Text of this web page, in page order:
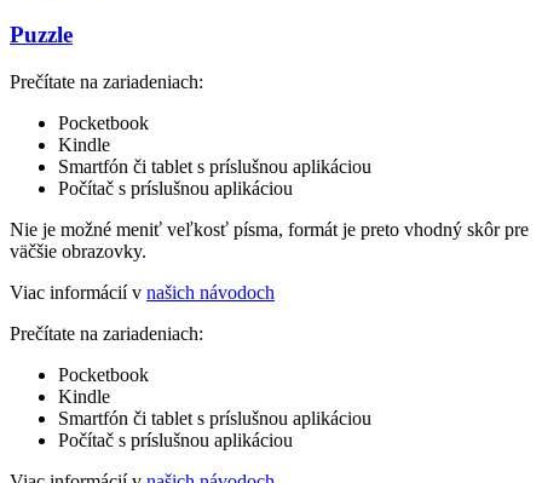
Puzzle
Prečítate na zariadeniach:
Pocketbook
Kindle
Smartfón či tablet s príslušnou aplikáciou
Počítač s príslušnou aplikáciou
Nie je možné meniť veľkosť písma, formát je preto vhodný skôr pre
väčšie obrazovky.
Viac informácií v našich návodoch
Prečítate na zariadeniach:
Pocketbook
Kindle
Smartfón či tablet s príslušnou aplikáciou
Počítač s príslušnou aplikáciou